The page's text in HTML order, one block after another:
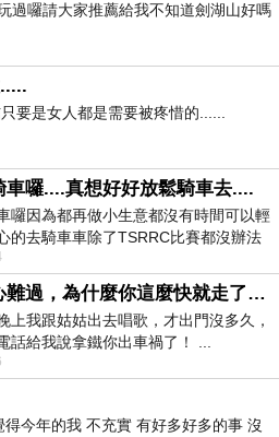
過囉請大家推薦給我不知道劍湖山好嗎
要是女人都是需要被疼惜的......
車囉....真想好好放鬆騎車去....
囉因為都再做小生意都沒有時間可以輕
的去騎車車除了TSRRC比賽都沒辦法
...
我很傷心難過，為什麼你這麼快就走了，為什麼你不加油不勇敢的撐過去，丟下我......
上我跟姑姑出去唱歌，才出門沒多久，
話給我說拿鐵你出車禍了！ ...
今年的我 不充實 有好多好多的事 沒